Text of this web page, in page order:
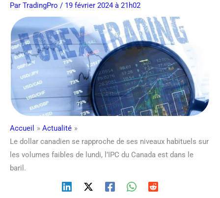
Par TradingPro / 19 février 2024 à 21h02
Accueil
Actualité
Le dollar canadien se rapproche de ses niveaux habituels sur
les volumes faibles de lundi, l’IPC du Canada est dans le
baril.